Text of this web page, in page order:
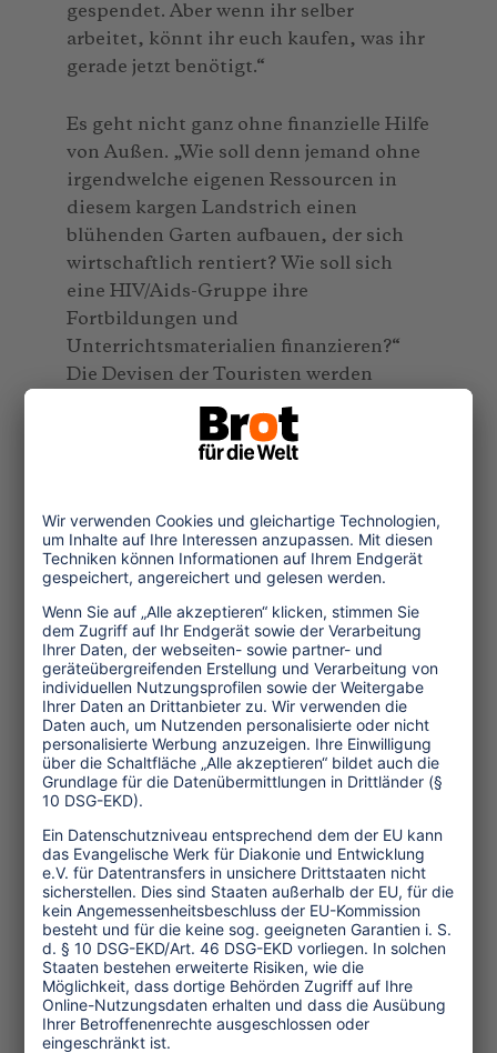
gespendet. Aber wenn ihr selber
arbeitet, könnt ihr euch kaufen, was ihr
gerade jetzt benötigt.“
Es geht nicht ganz ohne finanzielle Hilfe
von Außen. „Wie soll denn jemand ohne
irgendwelche eigenen Ressourcen in
diesem kargen Landstrich einen
blühenden Garten aufbauen, der sich
wirtschaftlich rentiert? Wie soll sich
eine HIV/Aids-Gruppe ihre
Fortbildungen und
Unterrichtsmaterialien finanzieren?“
Die Devisen der Touristen werden
dankend angenommen.
Also doch wieder das alte Stereotyp von
abhängig ist von großen Gönnern und
fremder Leute Finanzierung? Attwood
widerspricht. Die Symbiose von
ein probates Modell. „So wie hier kann
es auch gut an anderen Orten
funktionieren. Es benötigt harten
Einsatz und viel Einfühlungsvermögen
in die lokale Bevölkerung, aber es
verspricht Erfolg.“
viele Projekte wie möglich auf eigene
Füße zu stellen. Deswegen sei der
Bildungsansatz so wichtig, erklärt
Attwood. „Den Bedarf reflektieren,
Pläne ausarbeiten, Umsetzen und dann
wieder Reflektieren“, das sind die
Bausteine, mit denen sie gemeinsam
mit den Basotho ein zukunftstaugliches